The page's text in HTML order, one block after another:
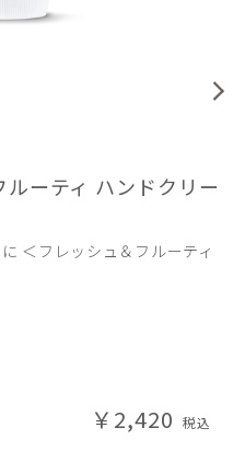
ーティ ハンドクリー
＜フレッシュ＆フルーティ
￥2,420